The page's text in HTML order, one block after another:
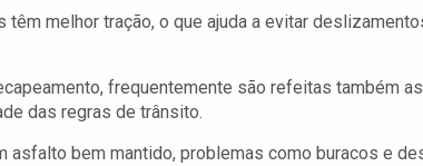
têm melhor tração, o que ajuda a evitar
frequentemente são refeitas também
das regras de trânsito.
asfalto bem mantido, problemas como buracos e